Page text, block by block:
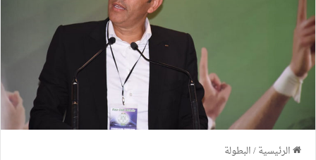
الرئيسية/البطولة